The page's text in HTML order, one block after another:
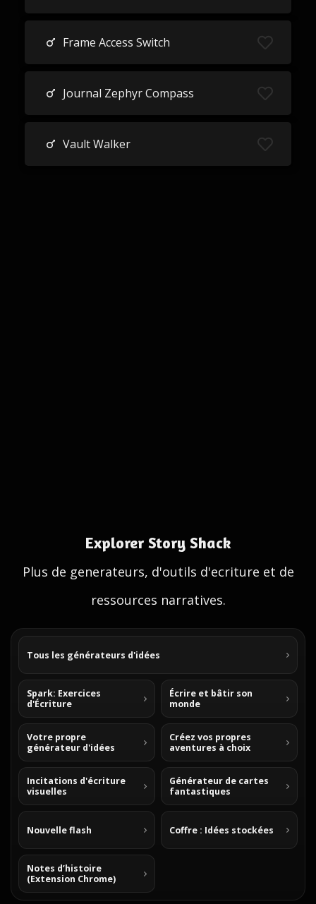
Frame Access Switch
Journal Zephyr Compass
Vault Walker
Explorer Story Shack
Plus de generateurs, d'outils d'ecriture et de
ressources narratives.
Tous les générateurs d'idées
Spark: Exercices
d'Écriture
Écrire et bâtir son
monde
Votre propre
générateur d'idées
Créez vos propres
aventures à choix
Incitations d'écriture
visuelles
Générateur de cartes
fantastiques
Nouvelle flash Coffre : Idées stockées
Notes d’histoire
(Extension Chrome)